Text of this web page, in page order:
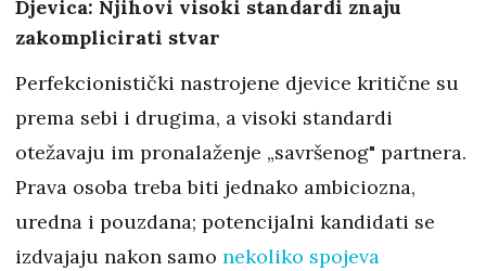
Djevica: Njihovi visoki standardi znaju
zakomplicirati stvar
Perfekcionistički nastrojene djevice kritične su
prema sebi i drugima, a visoki standardi
otežavaju im pronalaženje „savršenog" partnera.
Prava osoba treba biti jednako ambiciozna,
uredna i pouzdana; potencijalni kandidati se
izdvajaju nakon samo nekoliko spojeva